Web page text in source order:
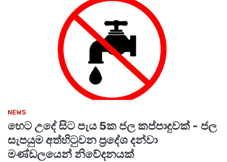
NEWS
හෙට උදේ සිට පැය 5ක ජල කප්පාදුවක් - ජල
සැපයුම අත්හිටුවන ප්‍රදේශ දන්වා
මණ්ඩලයෙන් නිවේදනයක්